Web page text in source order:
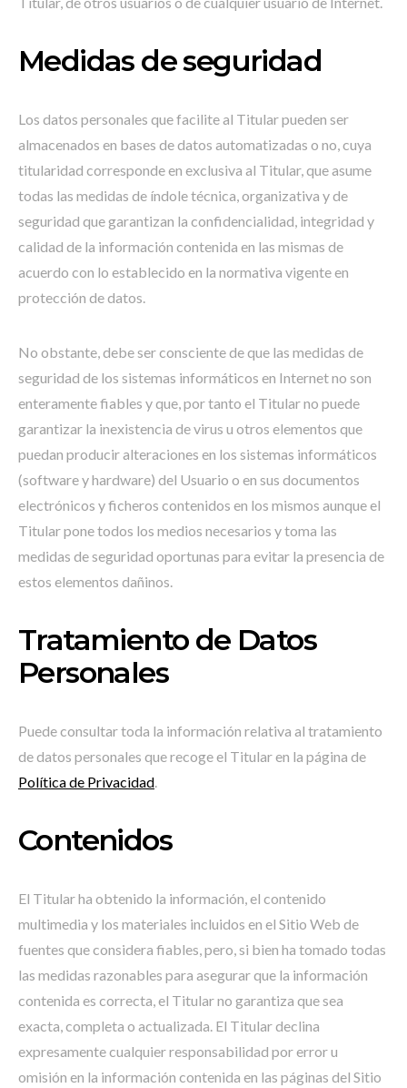
Medidas de seguridad
Los datos personales que facilite al Titular pueden ser
almacenados en bases de datos automatizadas o no, cuya
titularidad corresponde en exclusiva al Titular, que asume
todas las medidas de índole técnica, organizativa y de
seguridad que garantizan la confidencialidad, integridad y
calidad de la información contenida en las mismas de
acuerdo con lo establecido en la normativa vigente en
protección de datos.
No obstante, debe ser consciente de que las medidas de
seguridad de los sistemas informáticos en Internet no son
enteramente fiables y que, por tanto el Titular no puede
garantizar la inexistencia de virus u otros elementos que
puedan producir alteraciones en los sistemas informáticos
(software y hardware) del Usuario o en sus documentos
electrónicos y ficheros contenidos en los mismos aunque el
Titular pone todos los medios necesarios y toma las
medidas de seguridad oportunas para evitar la presencia de
estos elementos dañinos.
Tratamiento de Datos
Personales
Puede consultar toda la información relativa al tratamiento
de datos personales que recoge el Titular en la página de
Política de Privacidad.
Contenidos
El Titular ha obtenido la información, el contenido
multimedia y los materiales incluidos en el Sitio Web de
fuentes que considera fiables, pero, si bien ha tomado todas
las medidas razonables para asegurar que la información
contenida es correcta, el Titular no garantiza que sea
exacta, completa o actualizada. El Titular declina
expresamente cualquier responsabilidad por error u
omisión en la información contenida en las páginas del Sitio